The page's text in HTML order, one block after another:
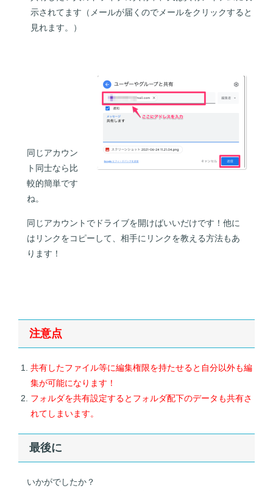
示されてます（メールが届くのでメールをクリックすると
見れます。）
同じアカウン
ト同士なら比
較的簡単です
ね。
同じアカウントでドライブを開けばいいだけです！他に
はリンクをコピーして、相手にリンクを教える方法もあ
ります！
注意点
共有したファイル等に編集権限を持たせると自分以外も編
集が可能になります！
フォルダを共有設定するとフォルダ配下のデータも共有さ
れてしまいます。
最後に
いかがでしたか？